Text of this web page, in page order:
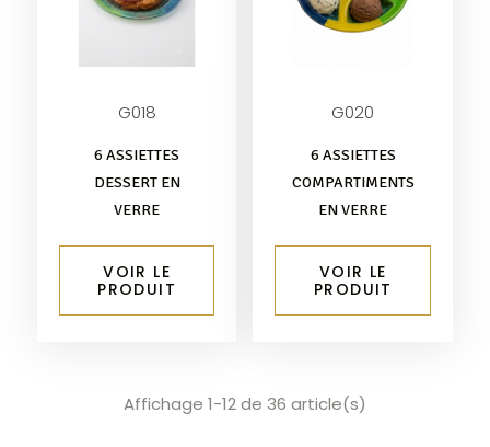
G018
6 ASSIETTES
DESSERT EN
VERRE
VOIR LE
PRODUIT
G020
6 ASSIETTES
COMPARTIMENTS
EN VERRE
VOIR LE
PRODUIT
Affichage 1-12 de 36 article(s)